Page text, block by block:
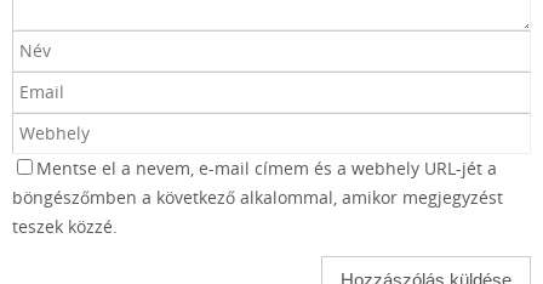
Mentse el a nevem, e-mail címem és a webhely URL-jét a
böngészőmben a következő alkalommal, amikor megjegyzést
teszek közzé.